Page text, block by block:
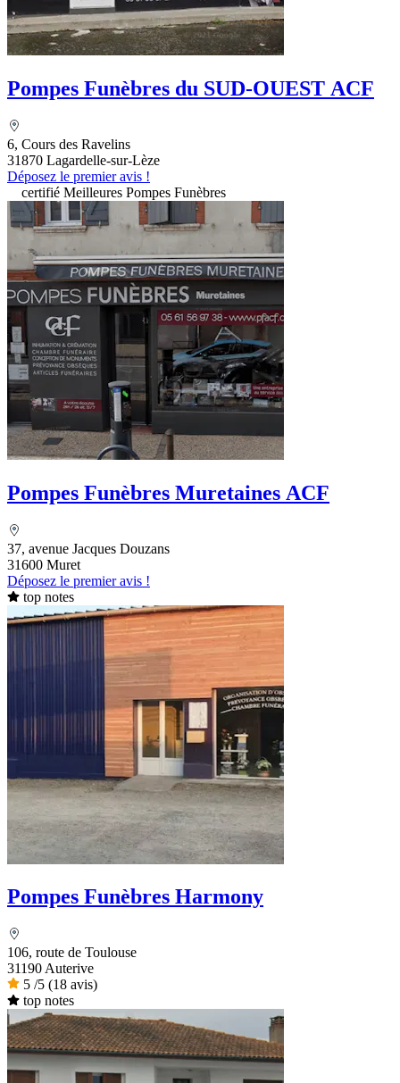
Pompes Funèbres du SUD-OUEST ACF
6, Cours des Ravelins
31870 Lagardelle-sur-Lèze
Déposez le premier avis !
certifié Meilleures Pompes Funèbres
Pompes Funèbres Muretaines ACF
37, avenue Jacques Douzans
31600 Muret
Déposez le premier avis !
top notes
Pompes Funèbres Harmony
106, route de Toulouse
31190 Auterive
5 /5 (18 avis)
top notes